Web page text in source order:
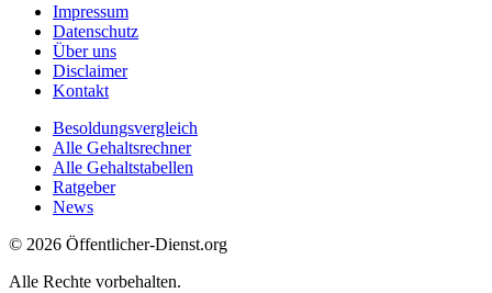
Impressum
Datenschutz
Über uns
Disclaimer
Kontakt
Besoldungsvergleich
Alle Gehaltsrechner
Alle Gehaltstabellen
Ratgeber
News
© 2026 Öffentlicher-Dienst.org
Alle Rechte vorbehalten.